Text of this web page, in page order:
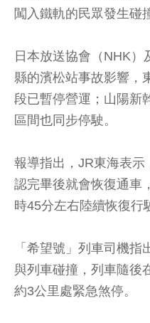
闖入鐵軌的民眾發生碰
日本放送協會（NHK）
縣的濱松站事故影響，
段已暫停營運；山陽新
區間也同步停駛。
報導指出，JR東海表
認完畢後就會恢復通車
時45分左右陸續恢復行
「希望號」列車司機
與列車碰撞，列車隨後
約3公里處緊急煞停。